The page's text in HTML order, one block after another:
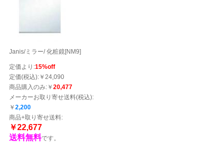
Janis/ミラー/ 化粧鏡[NM9]
定価より:15%off
定価(税込):￥24,090
商品購入のみ:￥ 20,477
メーカーお取り寄せ送料(税込):
￥ 2,200
商品+取り寄せ送料:
￥22,677
送料無料です。